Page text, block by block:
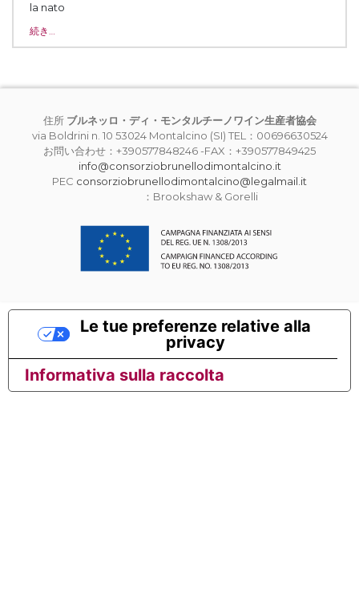
la nato‌
続き…
住所 ブルネッロ・ディ・モンタルチーノワイン生産者協会
via Boldrini n. 10 53024 Montalcino (SI) TEL：00696630524
お問い合わせ：+390577848246 -FAX：+390577849425
info@consorziobrunellodimontalcino.it
PEC consorziobrunellodimontalcino@legalmail.it
：Brookshaw & Gorelli
Informativa sulla raccolta
Le tue preferenze relative alla
privacy